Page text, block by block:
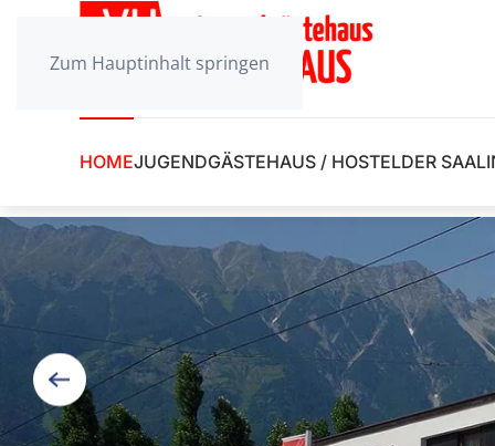
Zum Hauptinhalt springen
HOMEJUGENDGÄSTEHAUS / HOSTELDER SAAL